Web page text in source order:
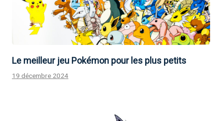
Le meilleur jeu Pokémon pour les plus petits
19 décembre 2024